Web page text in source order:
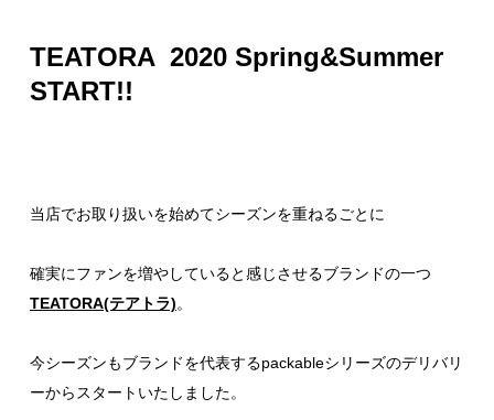
TEATORA 2020 Spring&Summer
START!!
当店でお取り扱いを始めてシーズンを重ねるごとに
確実にファンを増やしていると感じさせるブランドの一つ
TEATORA(テアトラ)。
今シーズンもブランドを代表するpackableシリーズのデリバリ
ーからスタートいたしました。